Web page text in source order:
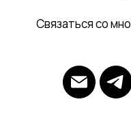
Связаться со